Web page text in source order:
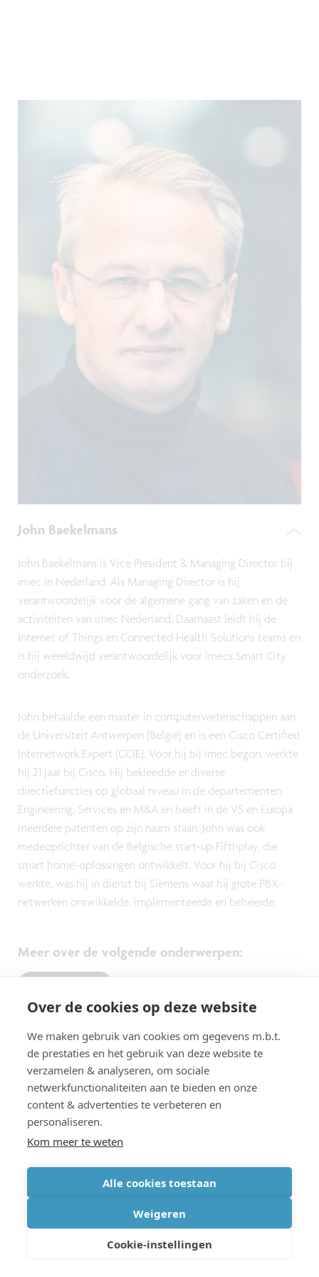
Over de cookies op deze website
We maken gebruik van cookies om gegevens m.b.t.
de prestaties en het gebruik van deze website te
verzamelen & analyseren, om sociale
netwerkfunctionaliteiten aan te bieden en onze
content & advertenties te verbeteren en
personaliseren.
Kom meer te weten
Alle cookies toestaan
Weigeren
Cookie-instellingen
John Baekelmans
John Baekelmans is Vice President & Managing Director bij
imec in Nederland. Als Managing Director is hij
verantwoordelijk voor de algemene gang van zaken en de
activiteiten van imec Nederland. Daarnaast leidt hij de
Internet of Things en Connected Health Solutions teams en
is hij wereldwijd verantwoordelijk voor imecs Smart City
onderzoek.
John behaalde een master in computerwetenschappen aan
de Universiteit Antwerpen (België) en is een Cisco Certified
Internetwork Expert (CCIE). Voor hij bij imec begon, werkte
hij 21 jaar bij Cisco. Hij bekleedde er diverse
directiefuncties op globaal niveau in de departementen
Engineering, Services en M&A en heeft in de VS en Europa
meerdere patenten op zijn naam staan. John was ook
medeoprichter van de Belgische start-up Fifthplay, die
smart home-oplossingen ontwikkelt. Voor hij bij Cisco
werkte, was hij in dienst bij Siemens waar hij grote PBX-
netwerken ontwikkelde, implementeerde en beheerde.
Meer over de volgende onderwerpen:
Gepubliceerd op:
1 april 2019
Deel deze pagina op
Lees meer